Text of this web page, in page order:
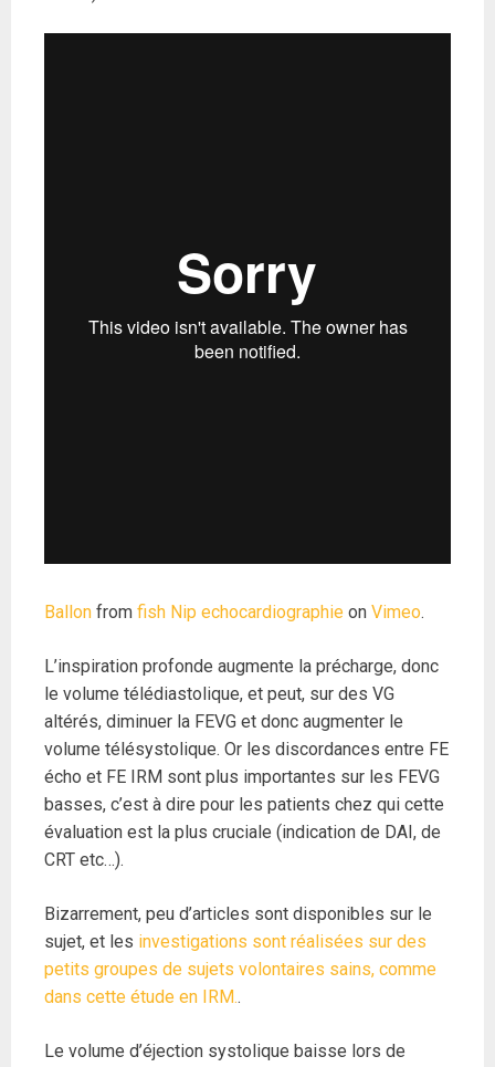
Ballon from fish Nip echocardiographie on Vimeo.
L’inspiration profonde augmente la précharge, donc
le volume télédiastolique, et peut, sur des VG
altérés, diminuer la FEVG et donc augmenter le
volume télésystolique. Or les discordances entre FE
écho et FE IRM sont plus importantes sur les FEVG
basses, c’est à dire pour les patients chez qui cette
évaluation est la plus cruciale (indication de DAI, de
CRT etc…).
Bizarrement, peu d’articles sont disponibles sur le
sujet, et les investigations sont réalisées sur des
petits groupes de sujets volontaires sains, comme
dans cette étude en IRM..
Le volume d’éjection systolique baisse lors de